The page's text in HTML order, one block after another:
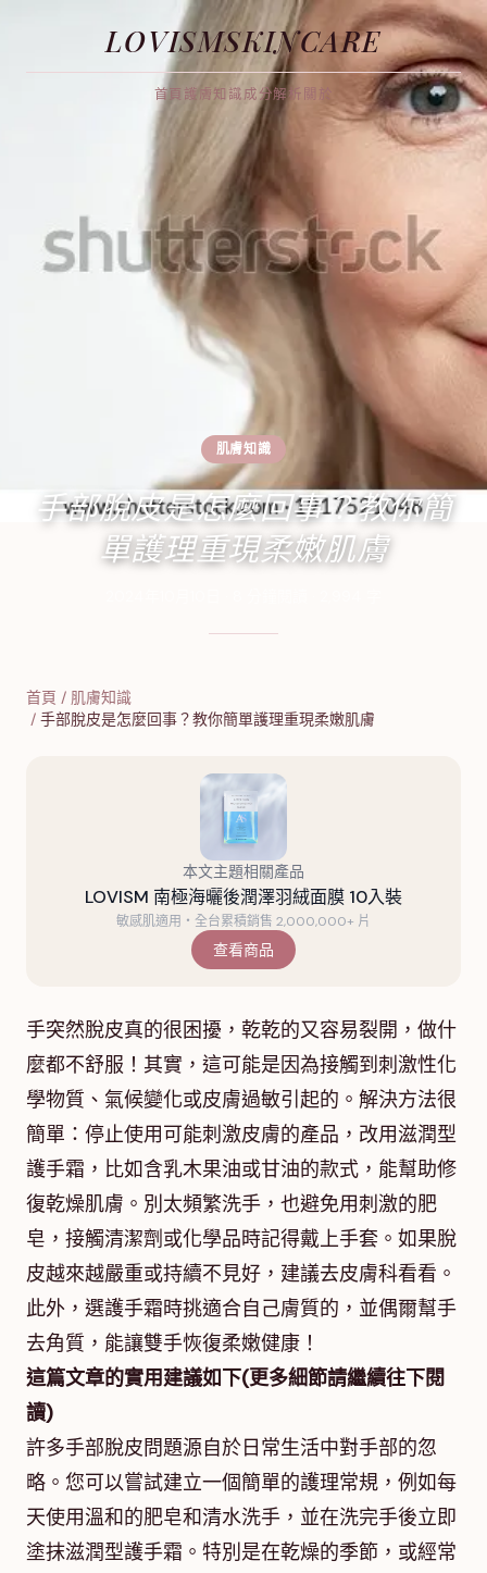
LOVISMSKINCARE
首頁 護膚知識成分解析 關於
肌膚知識
手部脫皮是怎麼回事？教你簡
單護理重現柔嫩肌膚
首頁 / 肌膚知識
/ 手部脫皮是怎麼回事？教你簡單護理重現柔嫩肌膚
本文主題相關產品
LOVISM 南極海曬後潤澤羽絨面膜 10入裝
敏感肌適用・全台累積銷售 2,000,000+ 片
查看商品
手突然脫皮真的很困擾，乾乾的又容易裂開，做什
麼都不舒服！其實，這可能是因為接觸到刺激性化
學物質、氣候變化或皮膚過敏引起的。解決方法很
簡單：停止使用可能刺激皮膚的產品，改用滋潤型
護手霜，比如含乳木果油或甘油的款式，能幫助修
復乾燥肌膚。別太頻繁洗手，也避免用刺激的肥
皂，接觸清潔劑或化學品時記得戴上手套。如果脫
皮越來越嚴重或持續不見好，建議去皮膚科看看。
此外，選護手霜時挑適合自己膚質的，並偶爾幫手
去角質，能讓雙手恢復柔嫩健康！
這篇文章的實用建議如下(更多細節請繼續往下閱
讀)
許多手部脫皮問題源自於日常生活中對手部的忽
略。您可以嘗試建立一個簡單的護理常規，例如每
天使用溫和的肥皂和清水洗手，並在洗完手後立即
塗抹滋潤型護手霜。特別是在乾燥的季節，或經常